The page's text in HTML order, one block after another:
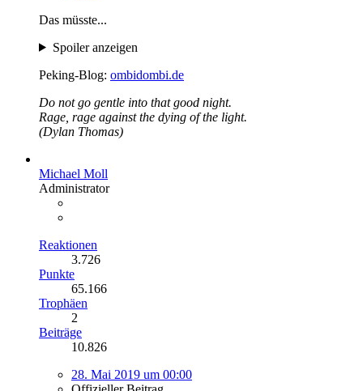
Das müsste...
Spoiler anzeigen
Peking-Blog: ombidombi.de
Do not go gentle into that good night.
Rage, rage against the dying of the light.
(Dylan Thomas)
Michael Moll
Administrator
Reaktionen
3.726
Punkte
65.166
Trophäen
2
Beiträge
10.826
28. Mai 2019 um 00:00